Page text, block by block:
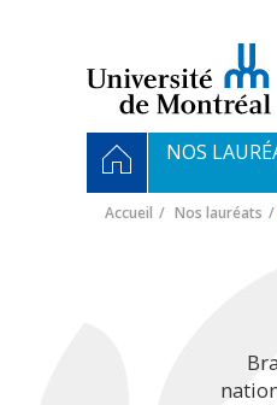
Navigation
principale
ACCUEIL
NOS
Accueil Nos lauréats